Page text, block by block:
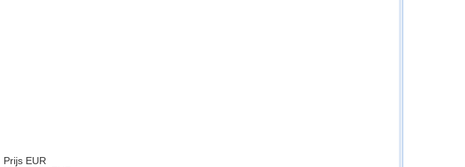
Prijs EUR